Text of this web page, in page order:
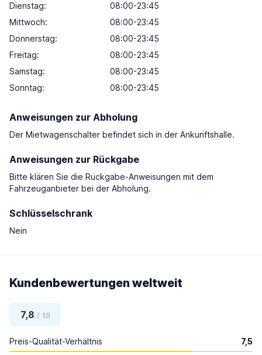
Dienstag:
08:00-23:45
Mittwoch:
08:00-23:45
Donnerstag:
08:00-23:45
Freitag:
08:00-23:45
Samstag:
08:00-23:45
Sonntag: 08:00-23:45
Anweisungen zur Abholung
Der Mietwagenschalter befindet sich in der Ankunftshalle.
Anweisungen zur Rückgabe
Bitte klären Sie die Rückgabe-Anweisungen mit dem
Fahrzeuganbieter bei der Abholung.
Schlüsselschrank
Nein
Kundenbewertungen weltweit
7,8 / 10
Preis-Qualität-Verhältnis 7,5